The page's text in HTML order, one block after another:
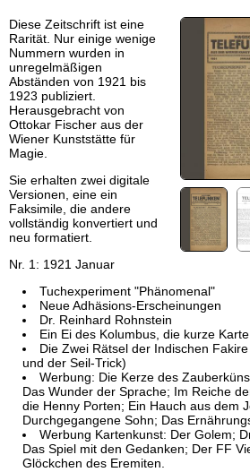
Diese Zeitschrift ist eine
Rarität. Nur einige wenige
Nummern wurden in
unregelmäßigen
Abständen von 1921 bis
1923 publiziert.
Herausgebracht von
Ottokar Fischer aus der
Wiener Kunststätte für
Magie.
Sie erhalten zwei digitale
Versionen, eine ein
Faksimile, die andere
vollständig konvertiert und
neu formatiert.
Nr. 1: 1921 Januar
Tuchexperiment "Phänomenal"
Neue Adhäsions-Erscheinungen
Dr. Reinhard Rohnstein
Ein Ei des Kolumbus, die kurze Karte
Die Zwei Rätsel der Indischen
und der Seil-Trick)
Werbung: Die Kerze des
Das Wunder der Sprache; Im Reiche
die Henny Porten; Ein Hauch aus dem
Durchgegangene Sohn; Das
Werbung Kartenkunst: Der Golem;
Das Spiel mit den Gedanken; Der FF
Glöckchen des Eremiten.